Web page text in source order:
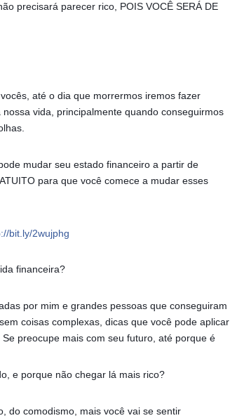
precisará parecer rico, POIS VOCÊ SERÁ DE
até o dia que morrermos iremos fazer
vida, principalmente quando conseguirmos
mudar seu estado financeiro a partir de
para que você comece a mudar esses
bit.ly/2wujphg
financeira?
por mim e grandes pessoas que conseguiram
coisas complexas, dicas que você pode aplicar
preocupe mais com seu futuro, até porque é
e porque não chegar lá mais rico?
do comodismo, mais você vai se sentir